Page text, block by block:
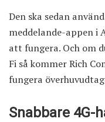
Den ska sedan
meddelande-appen i
att fungera. Och om
Fi så kommer Rich
fungera
Snabbare 4G-